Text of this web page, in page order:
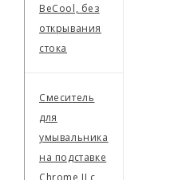
BeCool, без
открывания
стока
Смеситель
для
умывальника
на подставке
Chrome II с